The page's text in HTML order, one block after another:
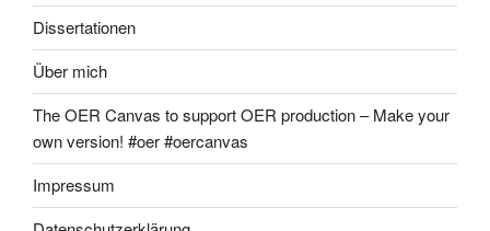
Dissertationen
Über mich
The OER Canvas to support OER production – Make your
own version! #oer #oercanvas
Impressum